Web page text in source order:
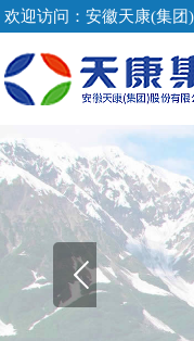
欢迎访问：安徽天康(集